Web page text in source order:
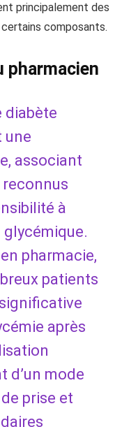
principalement des
composants.
pharmacien
diabète
une
associant
à
glycémique.
pharmacie,
patients
après
d’un mode
prise et